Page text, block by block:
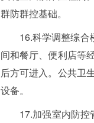
群防群控基础。
16.科学调整综合
间和餐厅、便利店等
后方可进入。公共卫
设备。
17.加强室内防